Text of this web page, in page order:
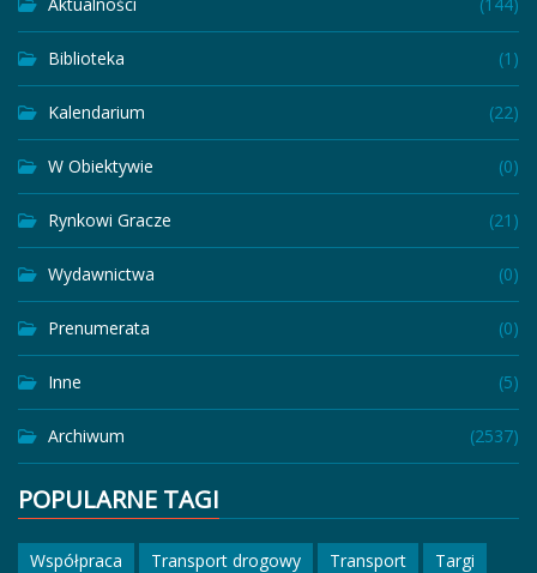
Biblioteka (1)
Kalendarium (22)
W Obiektywie (0)
Rynkowi Gracze (21)
Wydawnictwa (0)
Prenumerata (0)
Inne (5)
Archiwum (2537)
POPULARNE TAGI
Współpraca Transport drogowy Transport
Targi